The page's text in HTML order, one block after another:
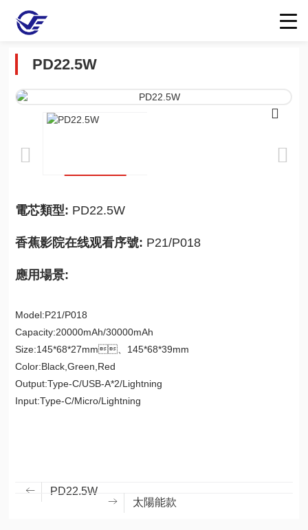
PD22.5W
電芯類型: PD22.5W
香蕉影院在线观看序號: P21/P018
應用場景:
Model:P21/P018
Capacity:20000mAh/30000mAh
Size:145*68*27mm、145*68*39mm
Color:Black,Green,Red
Output:Type-C/USB-A*2/Lightning
Input:Type-C/Micro/Lightning
PD22.5W
太陽能款